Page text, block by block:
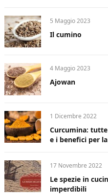
5 Maggio 2023
Il cumino
4 Maggio 2023
Ajowan
1 Dicembre 2022
Curcumina:
e i benefici per
17 Novembre 2022
Le spezie in
imperdibili